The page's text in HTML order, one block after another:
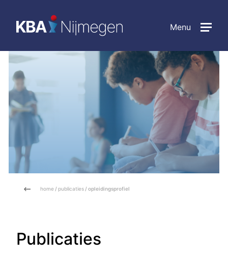
Menu
home / publicaties / opleidingsprofiel
Publicaties